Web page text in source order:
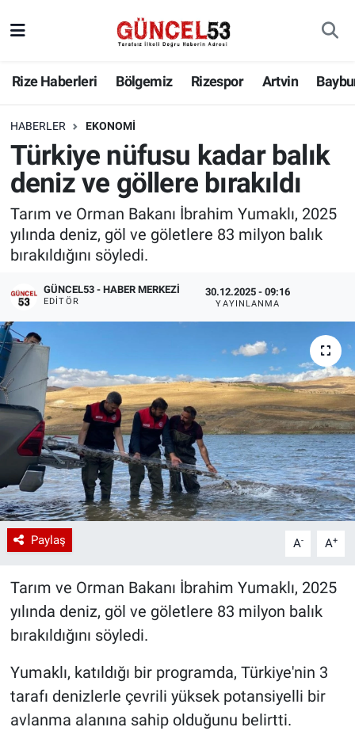
Rize Haberleri Bölgemiz Rizespor Artvin
HABERLER EKONOMI
Türkiye nüfusu kadar balık
deniz ve göllere bırakıldı
Tarım ve Orman Bakanı İbrahim Yumaklı, 2025
yılında deniz, göl ve göletlere 83 milyon balık
bırakıldığını söyledi.
GÜNCEL53 - HABER MERKEZI
EDITÖR
30.12.2025 - 09:16
YAYINLANMA
Paylaş A- A+
Tarım ve Orman Bakanı İbrahim Yumaklı, 2025
yılında deniz, göl ve göletlere 83 milyon balık
bırakıldığını söyledi.
Yumaklı, katıldığı bir programda, Türkiye'nin 3
tarafı denizlerle çevrili yüksek potansiyelli bir
avlanma alanına sahip olduğunu belirtti.